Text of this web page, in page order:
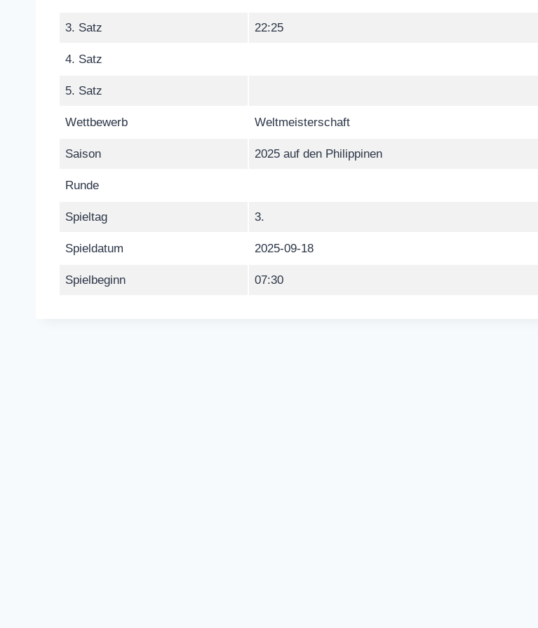
3. Satz 22:25
4. Satz
5. Satz
Wettbewerb Weltmeisterschaft
Saison 2025 auf den Philippinen
Runde
Spieltag 3.
Spieldatum 2025-09-18
Spielbeginn 07:30